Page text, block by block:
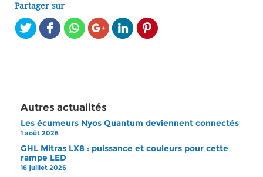
Partager sur
Autres actualités
Les écumeurs Nyos Quantum deviennent connectés
1 août 2026
GHL Mitras LX8 : puissance et couleurs pour cette
rampe LED
16 juillet 2026